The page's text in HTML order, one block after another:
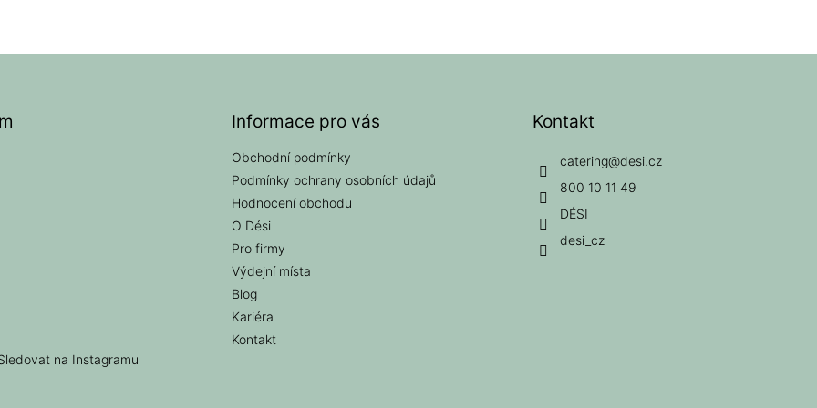
na Instagramu
Informace pro vás
Obchodní podmínky
Podmínky ochrany osobních údajů
Hodnocení obchodu
O Dési
Pro firmy
Výdejní místa
Blog
Kariéra
Kontakt
Kontakt
catering@desi.cz
800 10 11 49
DÉSI
desi_cz